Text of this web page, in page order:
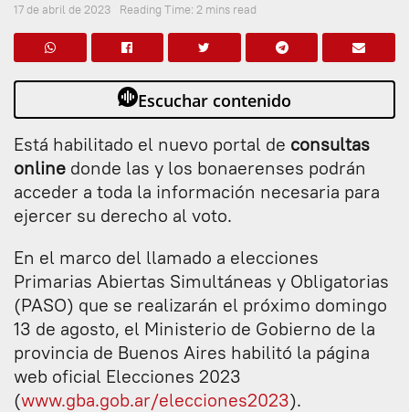
17 de abril de 2023 Reading Time: 2 mins read
Escuchar contenido
Está habilitado el nuevo portal de consultas
online donde las y los bonaerenses podrán
acceder a toda la información necesaria para
ejercer su derecho al voto.
En el marco del llamado a elecciones
Primarias Abiertas Simultáneas y Obligatorias
(PASO) que se realizarán el próximo domingo
13 de agosto, el Ministerio de Gobierno de la
provincia de Buenos Aires habilitó la página
web oficial Elecciones 2023
(www.gba.gob.ar/elecciones2023).